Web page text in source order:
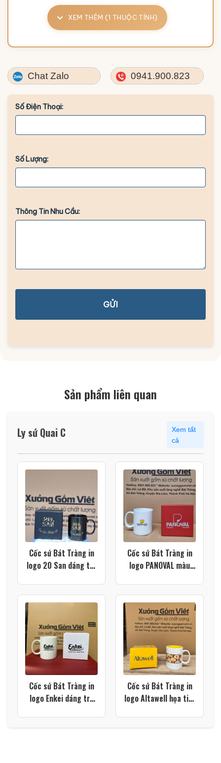
XEM THÊM (1 THUỘC TÍNH)
Chat Zalo 0941.900.823
Số Điện Thoại:
Số Lượng:
Thông Tin Nhu Cầu:
GỬI
Sản phẩm liên quan
Ly sứ Quai C
Xem tất
cả
Cốc sứ Bát Tràng in
logo 20 San dáng trụ
Cốc sứ Bát Tràng in
logo PANOVAL màu
Cốc sứ Bát Tràng in
logo Enkei dáng trụ
Cốc sứ Bát Tràng in
logo Altawell họa tiết